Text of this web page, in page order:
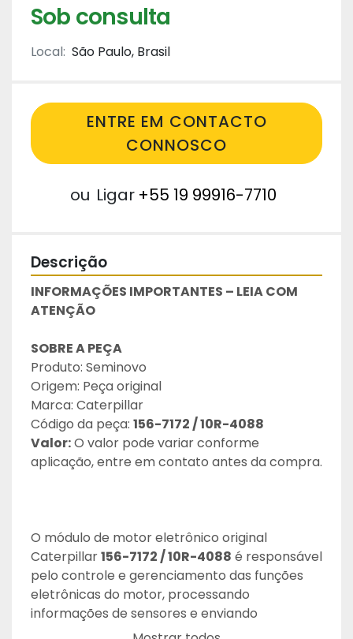
Sob consulta
Local: São Paulo, Brasil
ENTRE EM CONTACTO
CONNOSCO
ou Ligar +55 19 99916-7710
Descrição
INFORMAÇÕES IMPORTANTES – LEIA COM
ATENÇÃO
SOBRE A PEÇA
Produto: Seminovo
Origem: Peça original
Marca: Caterpillar
Código da peça: 156-7172 / 10R-4088
Valor: O valor pode variar conforme
aplicação, entre em contato antes da compra.
O módulo de motor eletrônico original
Caterpillar 156-7172 / 10R-4088 é responsável
pelo controle e gerenciamento das funções
eletrônicas do motor, processando
informações de sensores e enviando
comandos precisos aos atuadores para